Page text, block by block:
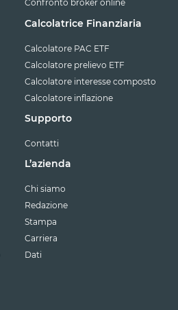
Confronto broker online
Calcolatrice Finanziaria
Calcolatore PAC ETF
Calcolatore prelievo ETF
Calcolatore interesse composto
Calcolatore inflazione
Supporto
Contatti
L’azienda
Chi siamo
Redazione
Stampa
Carriera
Dati